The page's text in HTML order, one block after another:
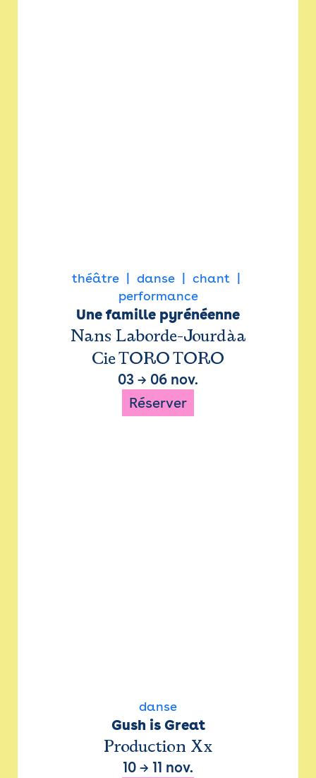
théâtre danse
chant
performance
Une famille pyrénéenne
Nans Laborde-Jourdàa
Cie TORO TORO
03 → 06 nov.
Réserver
danse
Gush is Great
Production Xx
10 → 11 nov.